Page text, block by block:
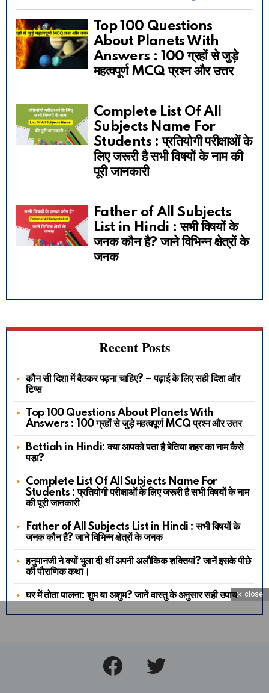
Top 100 Questions
About Planets With
Answers : 100 ग्रहों से जुड़े
महत्वपूर्ण MCQ प्रश्न और उत्तर
Complete List Of All
Subjects Name For
Students : प्रतियोगी परीक्षाओं के
लिए जरूरी है सभी विषयों के नाम की
पूरी जानकारी
Father of All Subjects
List in Hindi : सभी विषयों के
जनक कौन है? जाने विभिन्न क्षेत्रों के
जनक
Recent Posts
कौन सी दिशा में बैठकर पढ़ना चाहिए? – पढ़ाई के लिए सही दिशा और
टिप्स
Top 100 Questions About Planets With
Answers : 100 ग्रहों से जुड़े महत्वपूर्ण MCQ प्रश्न और उत्तर
Bettiah in Hindi: क्या आपको पता है बेतिया शहर का नाम कैसे
पड़ा?
Complete List Of All Subjects Name For
Students : प्रतियोगी परीक्षाओं के लिए जरूरी है सभी विषयों के नाम
की पूरी जानकारी
Father of All Subjects List in Hindi : सभी विषयों के
जनक कौन है? जाने विभिन्न क्षेत्रों के जनक
हनुमानजी ने क्यों भुला दी थीं अपनी अलौकिक शक्तियां? जानें इसके पीछे
की पौराणिक कथा।
घर में तोता पालना: शुभ या अशुभ? जानें वास्तु के अनुसार सही उपाय
Facebook Twitter
close